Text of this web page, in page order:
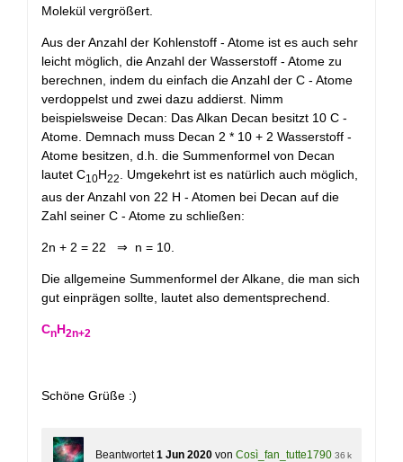
Molekül vergrößert.
Aus der Anzahl der Kohlenstoff - Atome ist es auch sehr
leicht möglich, die Anzahl der Wasserstoff - Atome zu
berechnen, indem du einfach die Anzahl der C - Atome
verdoppelst und zwei dazu addierst. Nimm
beispielsweise Decan: Das Alkan Decan besitzt 10 C -
Atome. Demnach muss Decan 2 * 10 + 2 Wasserstoff -
Atome besitzen, d.h. die Summenformel von Decan
lautet C10H22
. Umgekehrt ist es natürlich auch möglich,
aus der Anzahl von 22 H - Atomen bei Decan auf die
Zahl seiner C - Atome zu schließen:
2n + 2 = 22 ⇒ n = 10.
Die allgemeine Summenformel der Alkane, die man sich
gut einprägen sollte, lautet also dementsprechend.
CnH2n+2
Schöne Grüße :)
Beantwortet 1 Jun 2020 von Così_fan_tutte1790 36 k